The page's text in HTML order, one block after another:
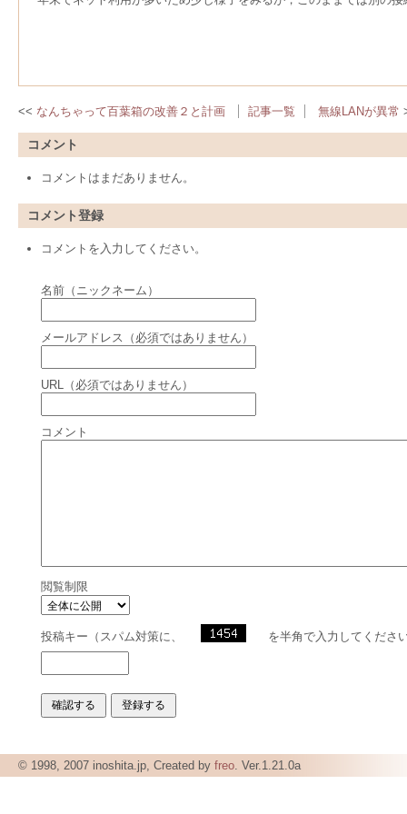
なんちゃって百葉箱の改善２と計画 記事一覧 無線LANが異常
コメント
コメントはまだありません。
コメント登録
コメントを入力してください。
名前（ニックネーム）
メールアドレス（必須ではありません）
URL（必須ではありません）
コメント
閲覧制限
投稿キー（スパム対策に、 を半角で入力してくださ
© 1998, 2007 inoshita.jp, Created by freo. Ver.1.21.0a